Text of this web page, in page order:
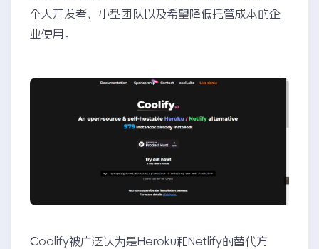
个人开发者、小型团队以及希望降低托管成本的企
业使用。
Coolify被广泛认为是Heroku和Netlify的替代方